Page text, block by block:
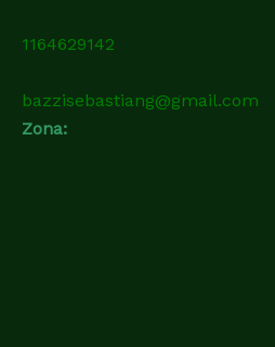
1164629142
bazzisebastiang@gmail.com
Zona: